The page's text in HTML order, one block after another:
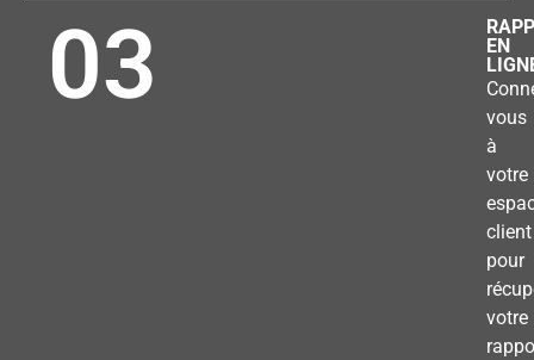
03
EN
vous
à
votre
client
pour
votre